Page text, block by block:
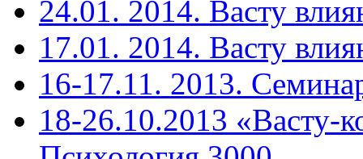
24.01. 2014. Васту
17.01. 2014. Васту
16-17.11. 2013.
18-26.10.2013 «Васту-